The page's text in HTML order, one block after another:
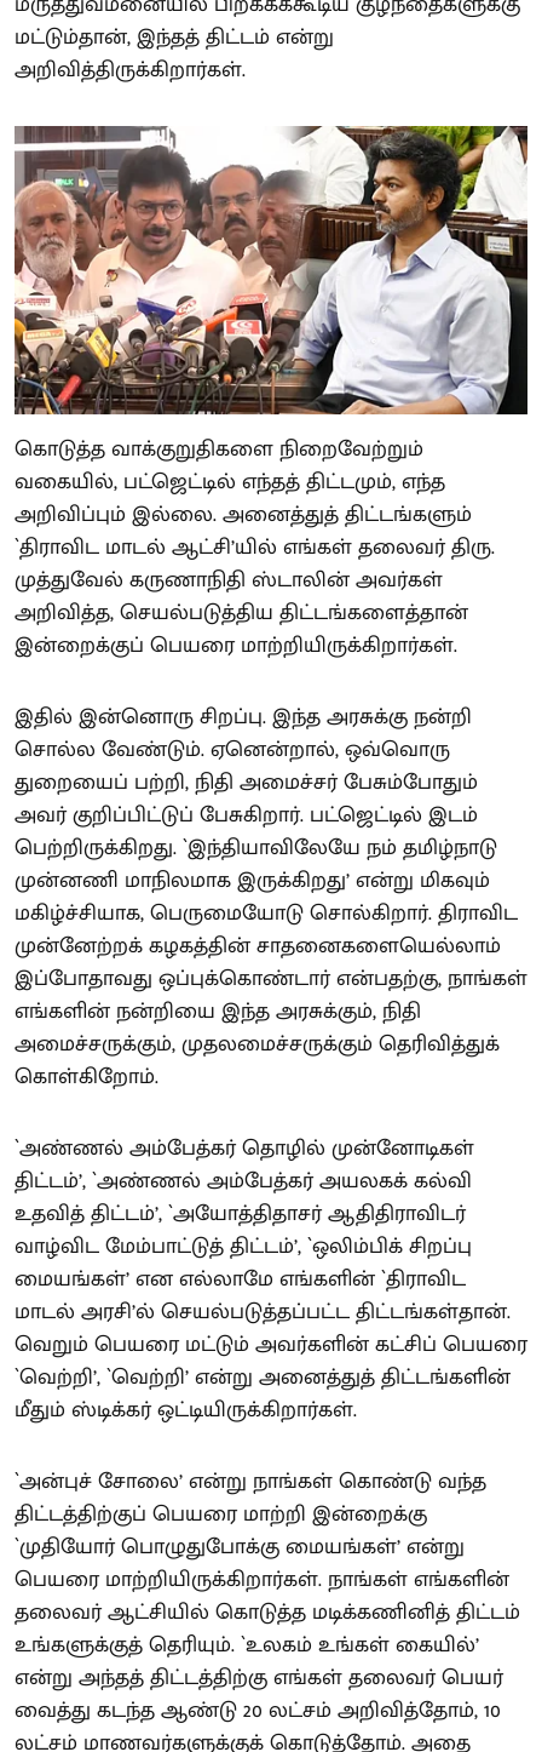
மட்டும்தான், இந்தத் திட்டம் என்று
அறிவித்திருக்கிறார்கள்.
கொடுத்த வாக்குறுதிகளை நிறைவேற்றும்
வகையில், பட்ஜெட்டில் எந்தத் திட்டமும், எந்த
அறிவிப்பும் இல்லை. அனைத்துத் திட்டங்களும்
`திராவிட மாடல் ஆட்சி’யில் எங்கள் தலைவர் திரு.
முத்துவேல் கருணாநிதி ஸ்டாலின் அவர்கள்
அறிவித்த, செயல்படுத்திய திட்டங்களைத்தான்
இன்றைக்குப் பெயரை மாற்றியிருக்கிறார்கள்.
இதில் இன்னொரு சிறப்பு. இந்த அரசுக்கு நன்றி
சொல்ல வேண்டும். ஏனென்றால், ஒவ்வொரு
துறையைப் பற்றி, நிதி அமைச்சர் பேசும்போதும்
அவர் குறிப்பிட்டுப் பேசுகிறார். பட்ஜெட்டில் இடம்
பெற்றிருக்கிறது. `இந்தியாவிலேயே நம் தமிழ்நாடு
முன்னணி மாநிலமாக இருக்கிறது’ என்று மிகவும்
மகிழ்ச்சியாக, பெருமையோடு சொல்கிறார். திராவிட
முன்னேற்றக் கழகத்தின் சாதனைகளையெல்லாம்
இப்போதாவது ஒப்புக்கொண்டார் என்பதற்கு, நாங்கள்
எங்களின் நன்றியை இந்த அரசுக்கும், நிதி
அமைச்சருக்கும், முதலமைச்சருக்கும் தெரிவித்துக்
கொள்கிறோம்.
`அண்ணல் அம்பேத்கர் தொழில் முன்னோடிகள்
திட்டம்’, `அண்ணல் அம்பேத்கர் அயலகக் கல்வி
உதவித் திட்டம்’, `அயோத்திதாசர் ஆதிதிராவிடர்
வாழ்விட மேம்பாட்டுத் திட்டம்’, `ஒலிம்பிக் சிறப்பு
மையங்கள்’ என எல்லாமே எங்களின் `திராவிட
மாடல் அரசி’ல் செயல்படுத்தப்பட்ட திட்டங்கள்தான்.
வெறும் பெயரை மட்டும் அவர்களின் கட்சிப் பெயரை
`வெற்றி’, `வெற்றி’ என்று அனைத்துத் திட்டங்களின்
மீதும் ஸ்டிக்கர் ஒட்டியிருக்கிறார்கள்.
`அன்புச் சோலை’ என்று நாங்கள் கொண்டு வந்த
திட்டத்திற்குப் பெயரை மாற்றி இன்றைக்கு
`முதியோர் பொழுதுபோக்கு மையங்கள்’ என்று
பெயரை மாற்றியிருக்கிறார்கள். நாங்கள் எங்களின்
தலைவர் ஆட்சியில் கொடுத்த மடிக்கணினித் திட்டம்
உங்களுக்குத் தெரியும். `உலகம் உங்கள் கையில்’
என்று அந்தத் திட்டத்திற்கு எங்கள் தலைவர் பெயர்
வைத்து கடந்த ஆண்டு 20 லட்சம் அறிவித்தோம், 10
லட்சம் மாணவர்களுக்குக் கொடுத்தோம். அதை